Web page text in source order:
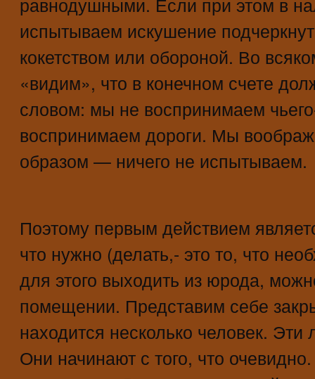
испытываем искушение
кокетством или обороной. Во
«видим», что в конечном счете
словом: мы не воспринимаем
воспринимаем дороги. Мы
образом — ничего не испытываем.
Поэтому первым действием
что нужно (делать,- это то, что
для этого выходить из юрода,
помещении. Представим себе
находится несколько человек.
Они начинают с того, что